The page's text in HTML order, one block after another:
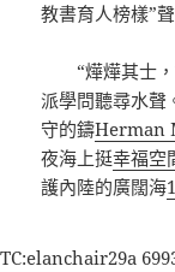
教書育人榜樣”
“燁燁其士
派學問聽尋水聲
守的鑄Herman
夜海上挺幸福空
護內陸的廣闊海
TC:elanchair29a